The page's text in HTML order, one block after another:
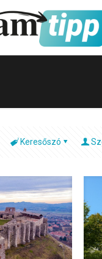
Keresőszó